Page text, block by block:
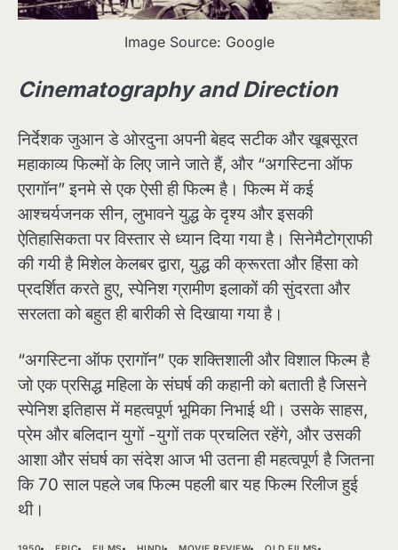
Image Source: Google
Cinematography and Direction
निर्देशक जुआन डे ओरदुना अपनी बेहद सटीक और खूबसूरत
महाकाव्य फिल्मों के लिए जाने जाते हैं, और “अगस्टिना ऑफ
एरागॉन” इनमे से एक ऐसी ही फिल्म है। फिल्म में कई
आश्चर्यजनक सीन, लुभावने युद्ध के दृश्य और इसकी
ऐतिहासिकता पर विस्तार से ध्यान दिया गया है। सिनेमैटोग्राफी
की गयी है मिशेल केलबर द्वारा, युद्ध की क्रूरता और हिंसा को
प्रदर्शित करते हुए, स्पेनिश ग्रामीण इलाकों की सुंदरता और
सरलता को बहुत ही बारीकी से दिखाया गया है।
“अगस्टिना ऑफ एरागॉन” एक शक्तिशाली और विशाल फिल्म है
जो एक प्रसिद्ध महिला के संघर्ष की कहानी को बताती है जिसने
स्पेनिश इतिहास में महत्वपूर्ण भूमिका निभाई थी। उसके साहस,
प्रेम और बलिदान युगों -युगों तक प्रचलित रहेंगे, और उसकी
आशा और संघर्ष का संदेश आज भी उतना ही महत्वपूर्ण है जितना
कि 70 साल पहले जब फिल्म पहली बार यह फिल्म रिलीज हुई
थी।